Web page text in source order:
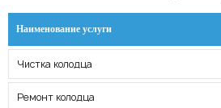
Наименование услуги
Чистка колодца
Ремонт колодца